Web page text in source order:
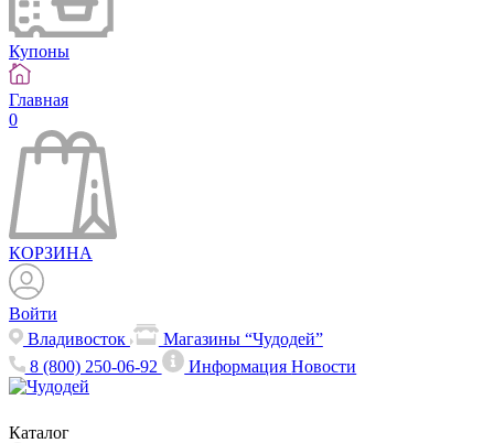
Купоны
Главная
0
КОРЗИНА
Войти
Владивосток
Магазины “Чудодей”
8 (800) 250-06-92
ИнформацияНовости
Каталог